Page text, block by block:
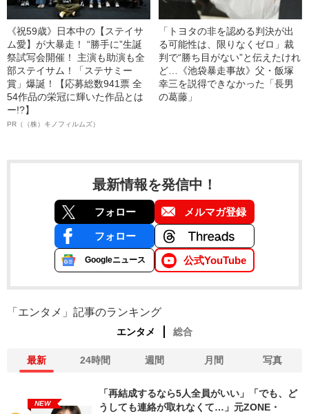
《祝59歳》日本中の【ステイサ
ム愛】が大暴走！ “勝手に”生誕
祭試写会開催！ 主演も助演も全
部ステイサム！「ステサミー
賞」爆誕！【応募総数941票 全
54作品の栄冠に輝いた作品とは
ー!?】
PR（（株）キノフィルムズ）
「トヨタの非を認める判決が出
る可能性は、限りなくゼロ」裁
判で“勝ち目がない”と伝えたけれ
ど…《池袋暴走事故》父・飯塚
幸三を説得できなかった「長男
の葛藤」
最新情報を発信中！
フォロー メルマガ登録
フォロー
Googleニュース 公式YouTube
「エンタメ」記事のランキング
エンタメ 総合
最新 24時間 週間 月間 写真
NEW
「再結成するなら5人全員がいい」「でも、ど
うしても連絡が取れなくて…」元ZONE・